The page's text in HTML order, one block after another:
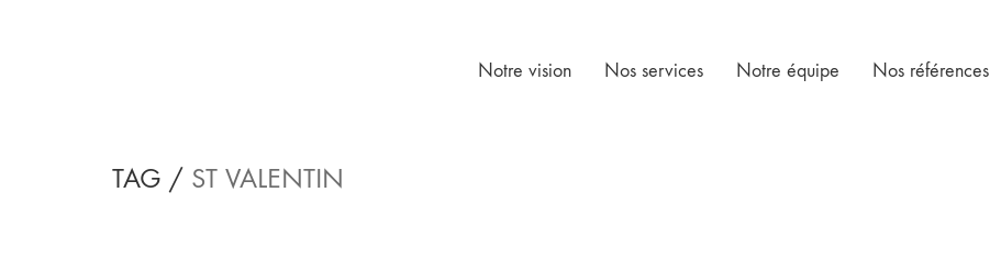
Notre vision Nos services Notre équipe Nos références
TAG / ST VALENTIN